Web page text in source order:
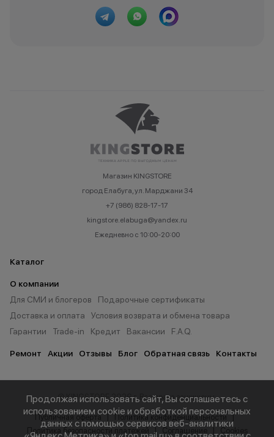
Магазин KINGSTORE
город Елабуга, ул. Марджани 34
+7 (986) 828-17-17
kingstore.elabuga@yandex.ru
Ежедневно с 10:00-20:00
Каталог
О компании
Для СМИ и блогеров
Подарочные сертификаты
Доставка и оплата
Условия возврата и обмена товара
Гарантии
Trade-in Кредит Вакансии F.A.Q.
Ремонт Акции Отзывы Блог Обратная связь Контакты
© KINGSTORE 2026 г. Все права защищены.
Публичная оферта
Политика конфиденциальности
Политика безопасности платежей
Продолжая использовать сайт, Вы соглашаетесь с
использованием cookie и обработкой персональных
данных с помощью сервисов веб-аналитики